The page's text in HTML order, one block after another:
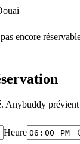
encore
Anybuddy
Heure